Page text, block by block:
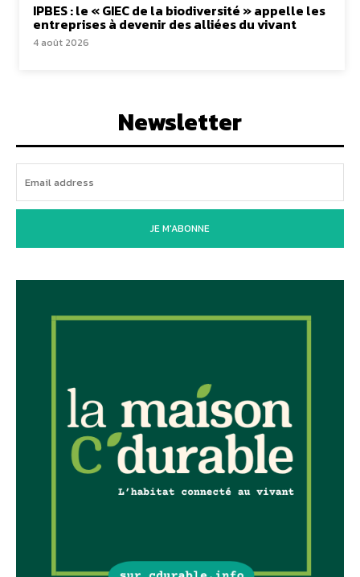
IPBES : le « GIEC de la biodiversité » appelle les
entreprises à devenir des alliées du vivant
4 août 2026
Newsletter
JE M'ABONNE